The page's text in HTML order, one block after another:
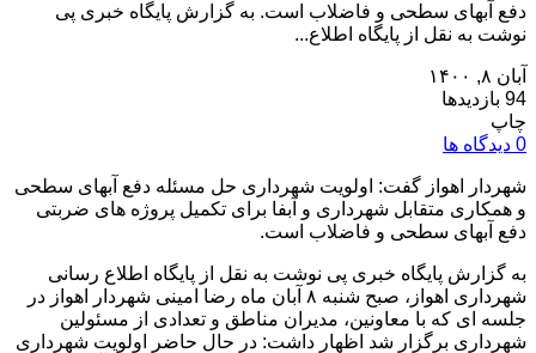
دفع آبهای سطحی و فاضلاب است. به گزارش پایگاه خبری پی
نوشت به نقل از پایگاه اطلاع...
آبان ۸, ۱۴۰۰
94 بازدیدها
چاپ
0 دیدگاه ها
شهردار اهواز گفت: اولویت شهرداری حل مسئله دفع آبهای سطحی
و همکاری متقابل شهرداری و آبفا برای تکمیل پروژه های ضربتی
دفع آبهای سطحی و فاضلاب است.
به گزارش پایگاه خبری پی نوشت به نقل از پایگاه اطلاع رسانی
شهرداری اهواز، صبح شنبه ۸ آبان ماه رضا امینی شهردار اهواز در
جلسه ای که با معاونین، مدیران مناطق و تعدادی از مسئولین
شهرداری برگزار شد اظهار داشت: در حال حاضر اولویت شهرداری